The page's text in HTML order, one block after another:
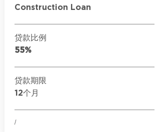
Construction Loan
贷款比例
55%
贷款期限
12个月
/